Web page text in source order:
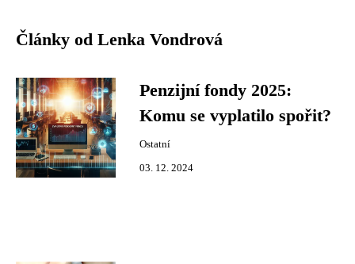
Články od Lenka Vondrová
Penzijní fondy 2025:
Komu se vyplatilo spořit?
Ostatní
03. 12. 2024